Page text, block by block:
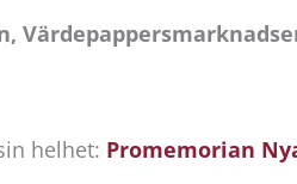
helhet: Promemorian